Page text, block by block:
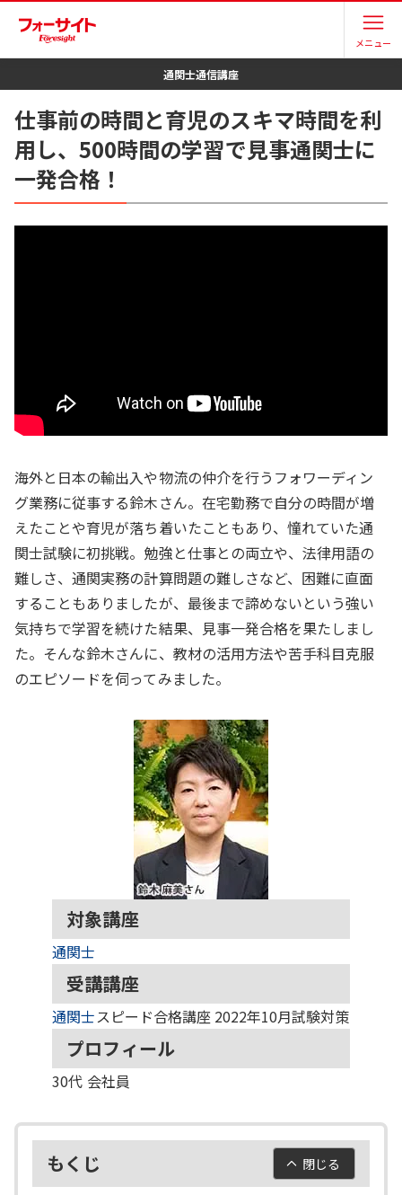
メニュー
通関士通信講座
仕事前の時間と育児のスキマ時間を利
用し、500時間の学習で見事通関士に
一発合格！
海外と日本の輸出入や物流の仲介を行うフォワーディン
グ業務に従事する鈴木さん。在宅勤務で自分の時間が増
えたことや育児が落ち着いたこともあり、憧れていた通
関士試験に初挑戦。勉強と仕事との両立や、法律用語の
難しさ、通関実務の計算問題の難しさなど、困難に直面
することもありましたが、最後まで諦めないという強い
気持ちで学習を続けた結果、見事一発合格を果たしまし
た。そんな鈴木さんに、教材の活用方法や苦手科目克服
のエピソードを伺ってみました。
対象講座
通関士
受講講座
通関士スピード合格講座 2022年10月試験対策
プロフィール
30代 会社員
もくじ 閉じる